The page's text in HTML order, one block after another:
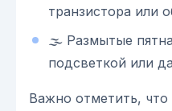
транзистора или
🌫 Размытые
подсветкой или
Важно отметить, что